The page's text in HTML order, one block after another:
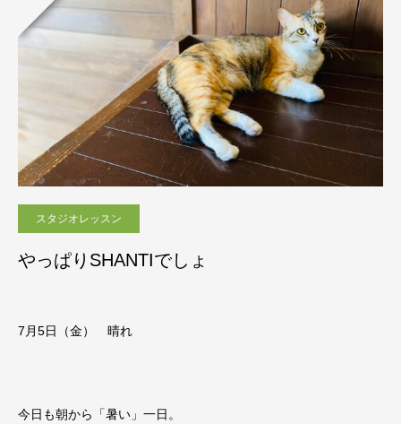
スタジオレッスン
やっぱりSHANTIでしょ
7月5日（金） 晴れ
今日も朝から「暑い」一日。